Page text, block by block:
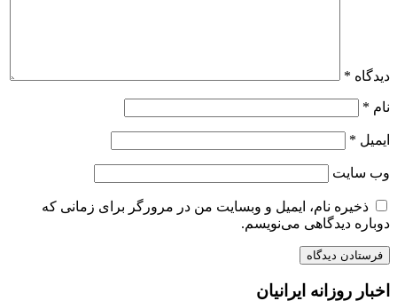
دیدگاه *
نام *
ایمیل *
وب‌ سایت
ذخیره نام، ایمیل و وبسایت من در مرورگر برای زمانی که
دوباره دیدگاهی می‌نویسم.
اخبار روزانه ایرانیان